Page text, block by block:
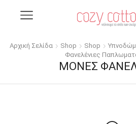
Αρχική Σελίδα Shop Shop
Φανελένιες
ΜΟΝΈΣ